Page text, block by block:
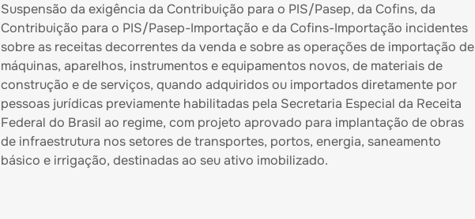
Suspensão da exigência da Contribuição para o PIS/Pasep, da Cofins, da
Contribuição para o PIS/Pasep-Importação e da Cofins-Importação incidentes
sobre as receitas decorrentes da venda e sobre as operações de importação de
máquinas, aparelhos, instrumentos e equipamentos novos, de materiais de
construção e de serviços, quando adquiridos ou importados diretamente por
pessoas jurídicas previamente habilitadas pela Secretaria Especial da Receita
Federal do Brasil ao regime, com projeto aprovado para implantação de obras
de infraestrutura nos setores de transportes, portos, energia, saneamento
básico e irrigação, destinadas ao seu ativo imobilizado.